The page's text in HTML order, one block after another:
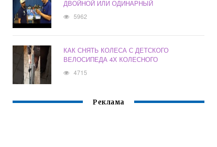
ДВОЙНОЙ ИЛИ ОДИНАРНЫЙ
5962
КАК СНЯТЬ КОЛЕСА С ДЕТСКОГО
ВЕЛОСИПЕДА 4Х КОЛЕСНОГО
4715
Реклама